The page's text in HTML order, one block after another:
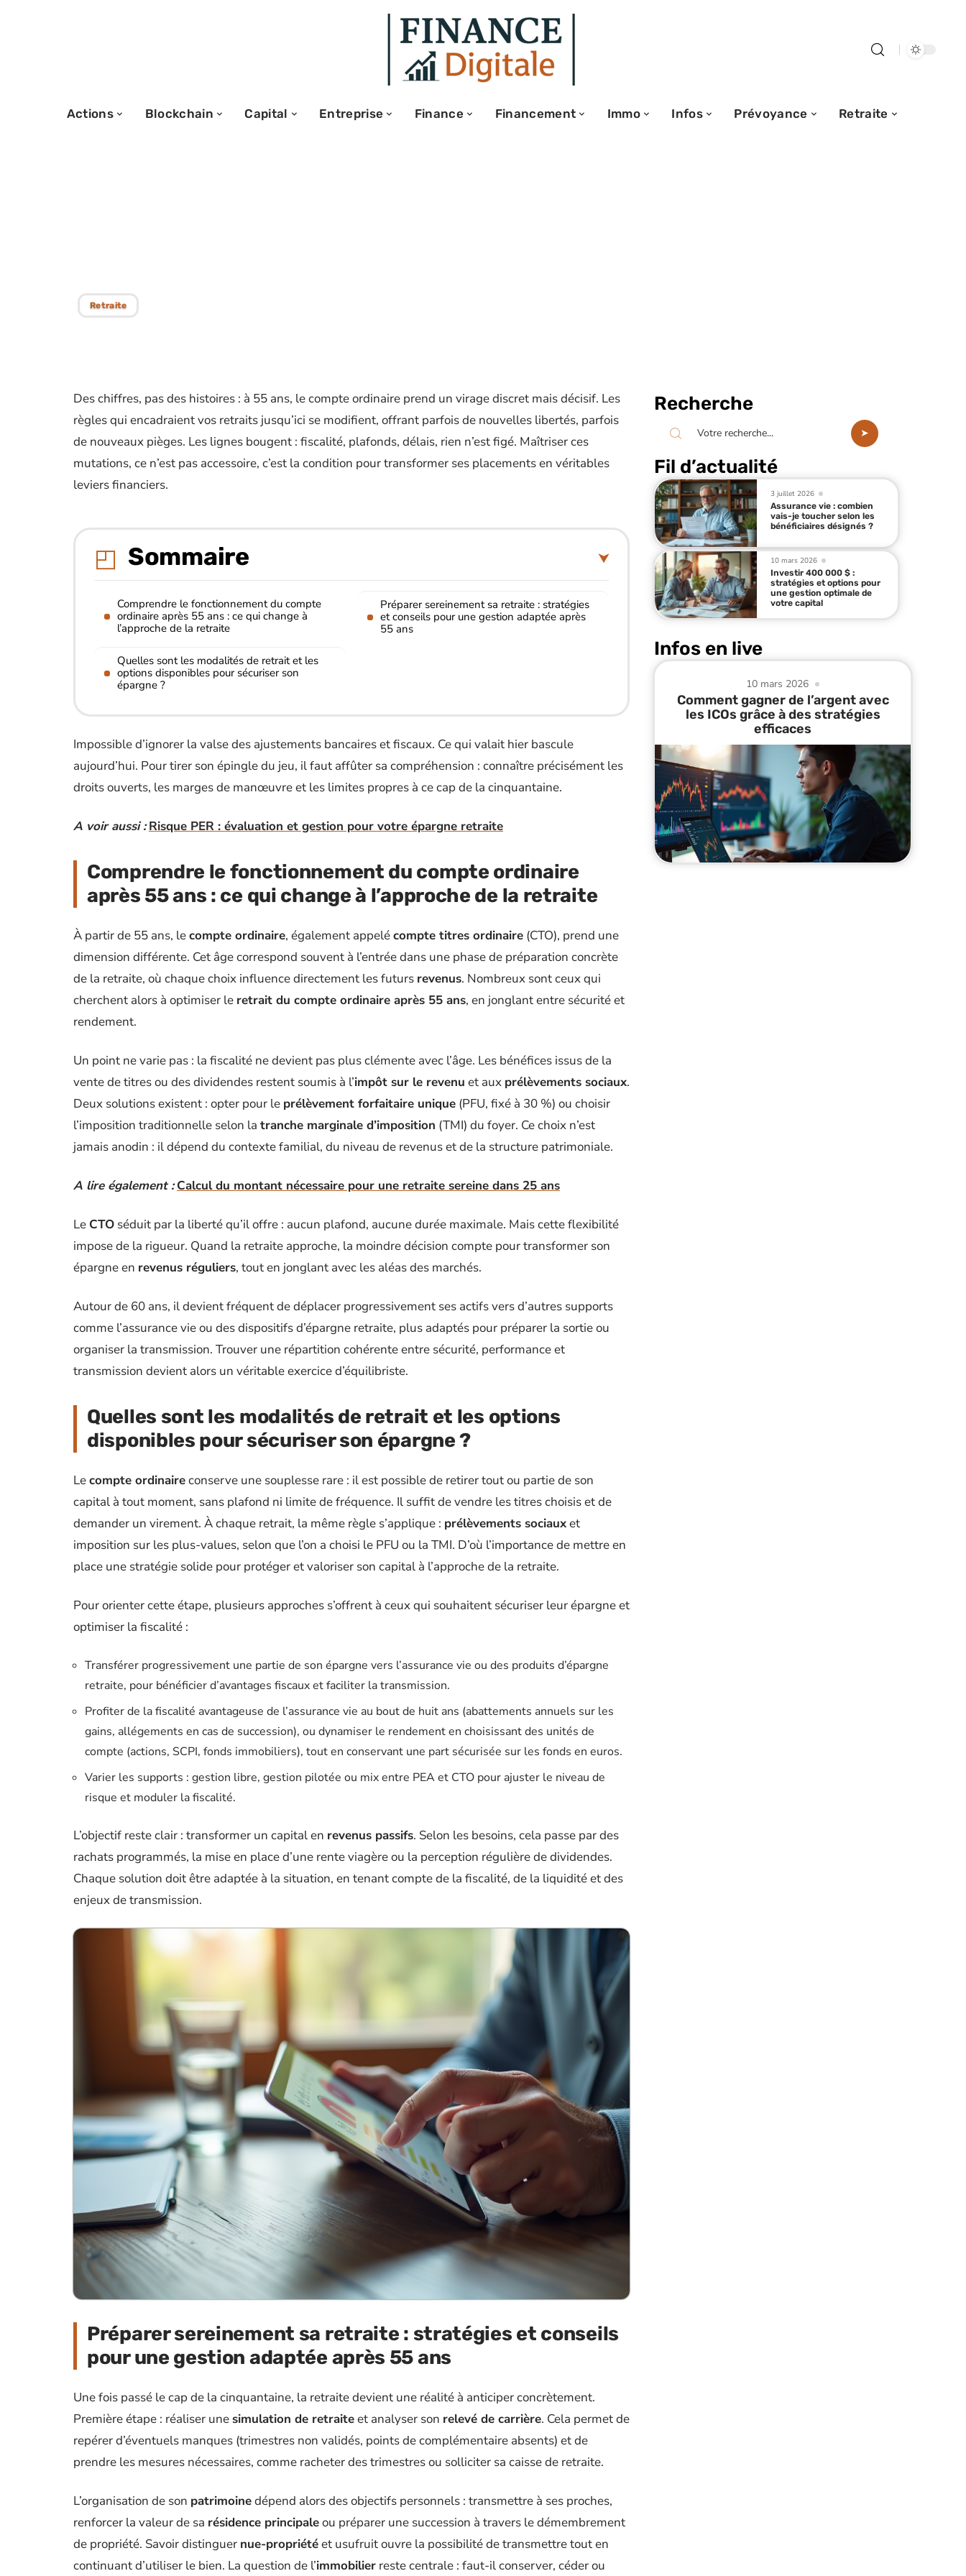
Actions Blockchain Capital Entreprise Finance Financement Immo Infos Prévoyance Retraite
Retraite
Des chiffres, pas des histoires : à 55 ans, le compte ordinaire prend un virage discret mais décisif. Les
règles qui encadraient vos retraits jusqu’ici se modifient, offrant parfois de nouvelles libertés, parfois
de nouveaux pièges. Les lignes bougent : fiscalité, plafonds, délais, rien n’est figé. Maîtriser ces
mutations, ce n’est pas accessoire, c’est la condition pour transformer ses placements en véritables
leviers financiers.
Sommaire
Comprendre le fonctionnement du compte
ordinaire après 55 ans : ce qui change à
l’approche de la retraite
Quelles sont les modalités de retrait et les
options disponibles pour sécuriser son
épargne ?
Préparer sereinement sa retraite : stratégies
et conseils pour une gestion adaptée après
55 ans
Impossible d’ignorer la valse des ajustements bancaires et fiscaux. Ce qui valait hier bascule
aujourd’hui. Pour tirer son épingle du jeu, il faut affûter sa compréhension : connaître précisément les
droits ouverts, les marges de manœuvre et les limites propres à ce cap de la cinquantaine.
A voir aussi : Risque PER : évaluation et gestion pour votre épargne retraite
Comprendre le fonctionnement du compte ordinaire
après 55 ans : ce qui change à l’approche de la retraite
À partir de 55 ans, lecompte ordinaire, également appelécompte titres ordinaire (CTO), prend une
dimension différente. Cet âge correspond souvent à l’entrée dans une phase de préparation concrète
de la retraite, où chaque choix influence directement les futurs revenus. Nombreux sont ceux qui
cherchent alors à optimiser le retrait du compte ordinaire après 55 ans, en jonglant entre sécurité et
rendement.
Un point ne varie pas : la fiscalité ne devient pas plus clémente avec l’âge. Les bénéfices issus de la
vente de titres ou des dividendes restent soumis à l’impôt sur le revenu et aux prélèvements sociaux.
Deux solutions existent : opter pour le prélèvement forfaitaire unique (PFU, fixé à 30 %) ou choisir
l’imposition traditionnelle selon la tranche marginale d’imposition (TMI) du foyer. Ce choix n’est
jamais anodin : il dépend du contexte familial, du niveau de revenus et de la structure patrimoniale.
A lire également : Calcul du montant nécessaire pour une retraite sereine dans 25 ans
Le CTO séduit par la liberté qu’il offre : aucun plafond, aucune durée maximale. Mais cette flexibilité
impose de la rigueur. Quand la retraite approche, la moindre décision compte pour transformer son
épargne en revenus réguliers, tout en jonglant avec les aléas des marchés.
Autour de 60 ans, il devient fréquent de déplacer progressivement ses actifs vers d’autres supports
comme l’assurance vie ou des dispositifs d’épargne retraite, plus adaptés pour préparer la sortie ou
organiser la transmission. Trouver une répartition cohérente entre sécurité, performance et
transmission devient alors un véritable exercice d’équilibriste.
Quelles sont les modalités de retrait et les options
disponibles pour sécuriser son épargne ?
Lecompte ordinaireconserve une souplesse rare : il est possible de retirer tout ou partie de son
capital à tout moment, sans plafond ni limite de fréquence. Il suffit de vendre les titres choisis et de
demander un virement. À chaque retrait, la même règle s’applique : prélèvements sociauxet
imposition sur les plus-values, selon que l’on a choisi le PFU ou la TMI. D’où l’importance de mettre en
place une stratégie solide pour protéger et valoriser son capital à l’approche de la retraite.
Pour orienter cette étape, plusieurs approches s’offrent à ceux qui souhaitent sécuriser leur épargne et
optimiser la fiscalité :
Transférer progressivement une partie de son épargne vers l’assurance vie ou des produits d’épargne
retraite, pour bénéficier d’avantages fiscaux et faciliter la transmission.
Profiter de la fiscalité avantageuse de l’assurance vie au bout de huit ans (abattements annuels sur les
gains, allégements en cas de succession), ou dynamiser le rendement en choisissant des unités de
compte (actions, SCPI, fonds immobiliers), tout en conservant une part sécurisée sur les fonds en euros.
Varier les supports : gestion libre, gestion pilotée ou mix entre PEA et CTO pour ajuster le niveau de
risque et moduler la fiscalité.
L’objectif reste clair : transformer un capital en revenus passifs. Selon les besoins, cela passe par des
rachats programmés, la mise en place d’une rente viagère ou la perception régulière de dividendes.
Chaque solution doit être adaptée à la situation, en tenant compte de la fiscalité, de la liquidité et des
enjeux de transmission.
Préparer sereinement sa retraite : stratégies et conseils
pour une gestion adaptée après 55 ans
Une fois passé le cap de la cinquantaine, la retraite devient une réalité à anticiper concrètement.
Première étape : réaliser une simulation de retraiteet analyser son relevé de carrière. Cela permet de
repérer d’éventuels manques (trimestres non validés, points de complémentaire absents) et de
prendre les mesures nécessaires, comme racheter des trimestres ou solliciter sa caisse de retraite.
L’organisation de son patrimoinedépend alors des objectifs personnels : transmettre à ses proches,
renforcer la valeur de sa résidence principaleou préparer une succession à travers le démembrement
de propriété. Savoir distinguer nue-propriétéet usufruit ouvre la possibilité de transmettre tout en
continuant d’utiliser le bien. La question de l’immobilier reste centrale : faut-il conserver, céder ou
Recherche
Fil d’actualité
3 juillet 2026
Assurance vie : combien
vais-je toucher selon les
bénéficiaires désignés ?
10 mars 2026
Investir 400 000 $ :
stratégies et options pour
une gestion optimale de
votre capital
Infos en live
10 mars 2026
Comment gagner de l’argent avec
les ICOs grâce à des stratégies
efficaces